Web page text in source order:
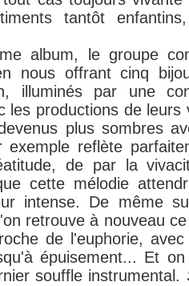
tantôt
album, le groupe
nous offrant cinq
illuminés par une
les productions de leurs
plus sombres
reflète
de par la
cette mélodie
intense. De même
retrouve à nouveau
de l'euphorie,
épuisement... Et
souffle instrumental.